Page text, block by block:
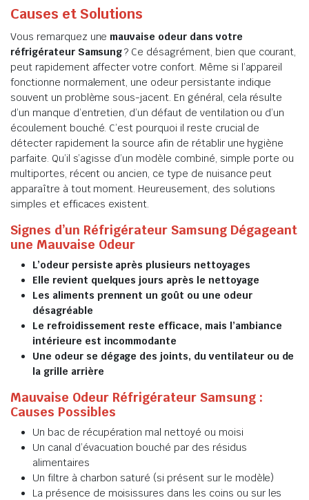
Causes et Solutions
Vous remarquez une mauvaise odeur dans votre
réfrigérateur Samsung? Ce désagrément, bien que courant,
peut rapidement affecter votre confort. Même si l’appareil
fonctionne normalement, une odeur persistante indique
souvent un problème sous-jacent. En général, cela résulte
d’un manque d’entretien, d’un défaut de ventilation ou d’un
écoulement bouché. C’est pourquoi il reste crucial de
détecter rapidement la source afin de rétablir une hygiène
parfaite. Qu’il s’agisse d’un modèle combiné, simple porte ou
multiportes, récent ou ancien, ce type de nuisance peut
apparaître à tout moment. Heureusement, des solutions
simples et efficaces existent.
Signes d’un Réfrigérateur Samsung Dégageant
une Mauvaise Odeur
L’odeur persiste après plusieurs nettoyages
Elle revient quelques jours après le nettoyage
Les aliments prennent un goût ou une odeur
désagréable
Le refroidissement reste efficace, mais l’ambiance
intérieure est incommodante
Une odeur se dégage des joints, du ventilateur ou de
la grille arrière
Mauvaise Odeur Réfrigérateur Samsung :
Causes Possibles
Un bac de récupération mal nettoyé ou moisi
Un canal d’évacuation bouché par des résidus
alimentaires
Un filtre à charbon saturé (si présent sur le modèle)
La présence de moisissures dans les coins ou sur les